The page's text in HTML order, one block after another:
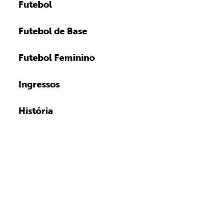
Futebol
Futebol de Base
Futebol Feminino
Ingressos
História